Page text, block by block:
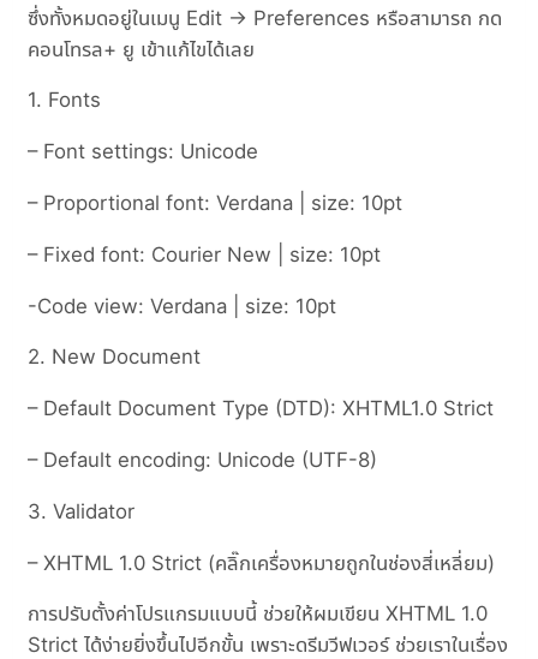
ซึ่งทั้งหมดอยู่ในเมนู Edit -> Preferences หรือสามารถ กด
คอนโทรล+ ยู เข้าแก้ไขได้เลย
1. Fonts
– Font settings: Unicode
– Proportional font: Verdana | size: 10pt
– Fixed font: Courier New | size: 10pt
-Code view: Verdana | size: 10pt
2. New Document
– Default Document Type (DTD): XHTML1.0 Strict
– Default encoding: Unicode (UTF-8)
3. Validator
– XHTML 1.0 Strict (คลิ๊กเครื่องหมายถูกในช่องสี่เหลี่ยม)
การปรับตั้งค่าโปรแกรมแบบนี้ ช่วยให้ผมเขียน XHTML 1.0
Strict ได้ง่ายยิ่งขึ้นไปอีกขั้น เพราะดรีมวีฟเวอร์ ช่วยเราในเรื่อง